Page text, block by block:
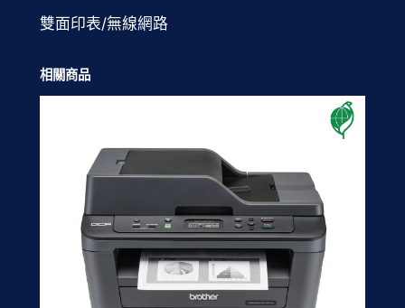
雙面印表/無線網路
相關商品